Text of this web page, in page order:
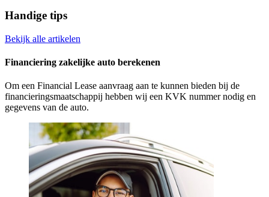
Handige tips
Bekijk alle artikelen
Financiering zakelijke auto berekenen
Om een Financial Lease aanvraag aan te kunnen bieden bij de
financieringsmaatschappij hebben wij een KVK nummer nodig en
gegevens van de auto.